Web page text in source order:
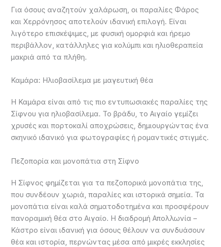
Για όσους αναζητούν χαλάρωση, οι παραλίες Φάρος
και Χερρόνησος αποτελούν ιδανική επιλογή. Είναι
λιγότερο επισκέψιμες, με φυσική ομορφιά και ήρεμο
περιβάλλον, κατάλληλες για κολύμπι και ηλιοθεραπεία
μακριά από τα πλήθη.
Καμάρα: Ηλιοβασίλεμα με μαγευτική θέα
Η Καμάρα είναι από τις πιο εντυπωσιακές παραλίες της
Σίφνου για ηλιοβασίλεμα. Το βράδυ, το Αιγαίο γεμίζει
χρυσές και πορτοκαλί αποχρώσεις, δημιουργώντας ένα
σκηνικό ιδανικό για φωτογραφίες ή ρομαντικές στιγμές.
Πεζοπορία και μονοπάτια στη Σίφνο
Η Σίφνος φημίζεται για τα πεζοπορικά μονοπάτια της,
που συνδέουν χωριά, παραλίες και ιστορικά σημεία. Τα
μονοπάτια είναι καλά σηματοδοτημένα και προσφέρουν
πανοραμική θέα στο Αιγαίο. Η διαδρομή Απολλωνία –
Κάστρο είναι ιδανική για όσους θέλουν να συνδυάσουν
θέα και ιστορία, περνώντας μέσα από μικρές εκκλησίες